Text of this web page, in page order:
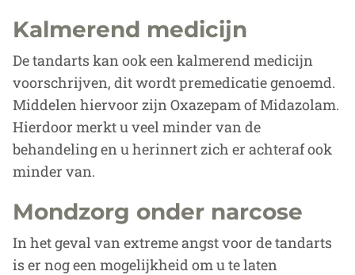
Kalmerend medicijn
De tandarts kan ook een kalmerend medicijn
voorschrijven, dit wordt premedicatie genoemd.
Middelen hiervoor zijn Oxazepam of Midazolam.
Hierdoor merkt u veel minder van de
behandeling en u herinnert zich er achteraf ook
minder van.
Mondzorg onder narcose
In het geval van extreme angst voor de tandarts
is er nog een mogelijkheid om u te laten